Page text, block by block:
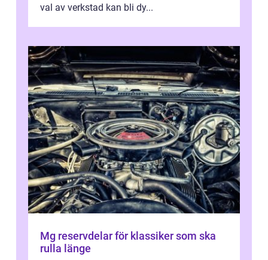
val av verkstad kan bli dy...
Mg reservdelar för klassiker som ska
rulla länge